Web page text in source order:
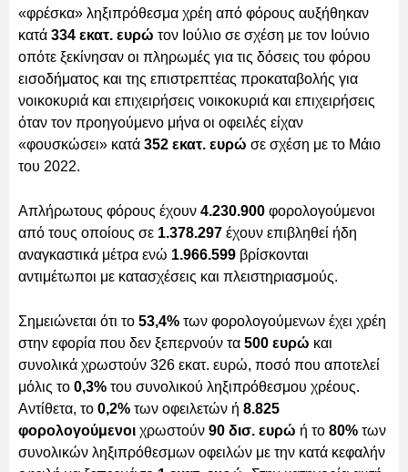
«φρέσκα» ληξιπρόθεσμα χρέη από φόρους αυξήθηκαν
κατά 334 εκατ. ευρώ τον Ιούλιο σε σχέση με τον Ιούνιο
οπότε ξεκίνησαν οι πληρωμές για τις δόσεις του φόρου
εισοδήματος και της επιστρεπτέας προκαταβολής για
νοικοκυριά και επιχειρήσεις νοικοκυριά και επιχειρήσεις
όταν τον προηγούμενο μήνα οι οφειλές είχαν
«φουσκώσει» κατά 352 εκατ. ευρώ σε σχέση με το Μάιο
του 2022.
Απλήρωτους φόρους έχουν 4.230.900 φορολογούμενοι
από τους οποίους σε 1.378.297 έχουν επιβληθεί ήδη
αναγκαστικά μέτρα ενώ 1.966.599 βρίσκονται
αντιμέτωποι με κατασχέσεις και πλειστηριασμούς.
Σημειώνεται ότι το 53,4% των φορολογούμενων έχει χρέη
στην εφορία που δεν ξεπερνούν τα 500 ευρώ και
συνολικά χρωστούν 326 εκατ. ευρώ, ποσό που αποτελεί
μόλις το 0,3% του συνολικού ληξιπρόθεσμου χρέους.
Αντίθετα, το 0,2% των οφειλετών ή 8.825
φορολογούμενοι χρωστούν 90 δισ. ευρώ ή το 80% των
συνολικών ληξιπρόθεσμων οφειλών με την κατά κεφαλήν